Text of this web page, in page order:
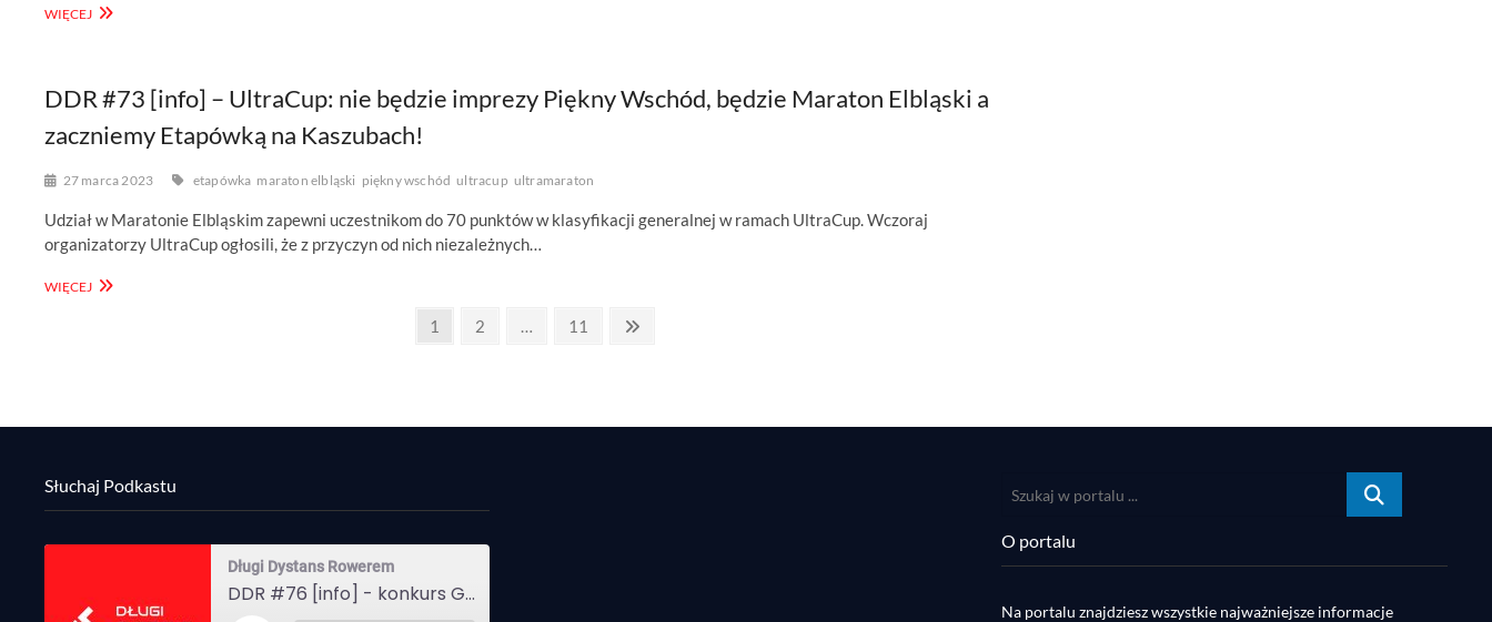
WIĘCEJRACE
–
RELACJA
LIVE
DDR #73 [info] – UltraCup: nie będzie imprezy Piękny Wschód, będzie Maraton Elbląski a
zaczniemy Etapówką na Kaszubach!
27 marca 2023 etapówka maraton elbląski piękny wschód ultracup ultramaraton
Udział w Maratonie Elbląskim zapewni uczestnikom do 70 punktów w klasyfikacji generalnej w ramach UltraCup. Wczoraj
organizatorzy UltraCup ogłosili, że z przyczyn od nich niezależnych…
WIĘCEJDDR
BĘDZIE
A
Page
1 Page
2 … Page
11
Słuchaj Podkastu
Długi Dystans Rowerem
DDR #76 [info] - konkurs Gravel Attack, Varmia Gravel, Bike Expo, Inspire India Ultra Race
Szukaj
O portalu
Na portalu znajdziesz wszystkie najważniejsze informacje